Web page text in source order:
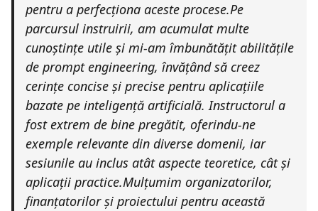
pentru a perfecționa aceste procese.Pe
parcursul instruirii, am acumulat multe
cunoștințe utile și mi-am îmbunătățit abilitățile
de prompt engineering, învățând să creez
cerințe concise și precise pentru aplicațiile
bazate pe inteligență artificială. Instructorul a
fost extrem de bine pregătit, oferindu-ne
exemple relevante din diverse domenii, iar
sesiunile au inclus atât aspecte teoretice, cât și
aplicații practice.Mulțumim organizatorilor,
finanțatorilor și proiectului pentru această